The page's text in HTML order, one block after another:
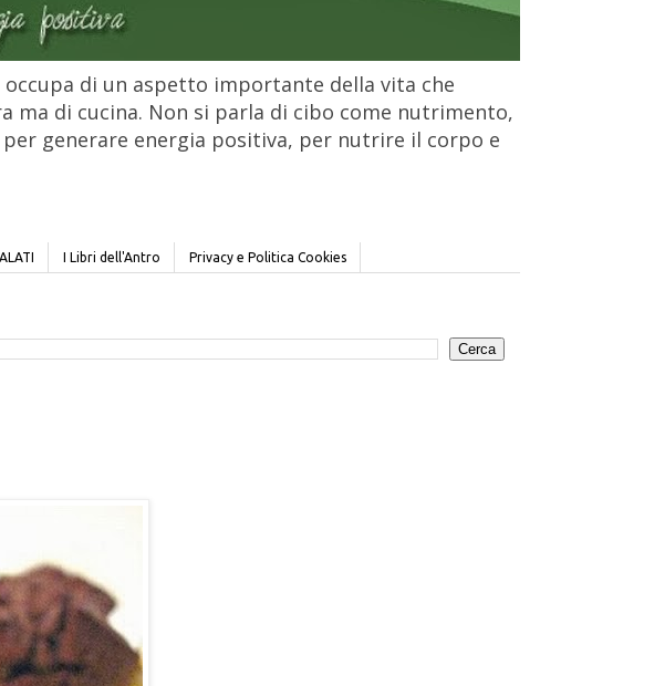
occupa di un aspetto importante della vita che
ma di cucina. Non si parla di cibo come nutrimento,
generare energia positiva, per nutrire il corpo e
I Libri dell'Antro Privacy e Politica Cookies